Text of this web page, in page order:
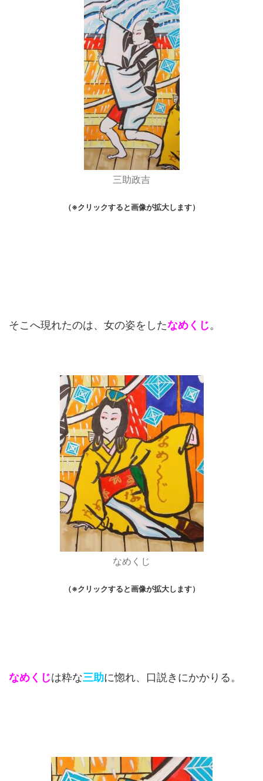
三助政吉
（※クリックすると画像が拡大します）
そこへ現れたのは、女の姿をしたなめくじ。
なめくじ
（※クリックすると画像が拡大します）
なめくじは粋な三助に惚れ、口説きにかかりる。